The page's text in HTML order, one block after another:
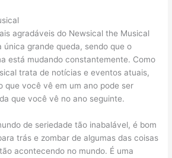
agradáveis ​​​​do Newsical the Musical
única grande queda, sendo que o
está mudando constantemente. Como
trata de notícias e eventos atuais,
que você vê em um ano pode ser
que você vê no ano seguinte.
de seriedade tão inabalável, é bom
trás e zombar de algumas das coisas
acontecendo no mundo. É uma